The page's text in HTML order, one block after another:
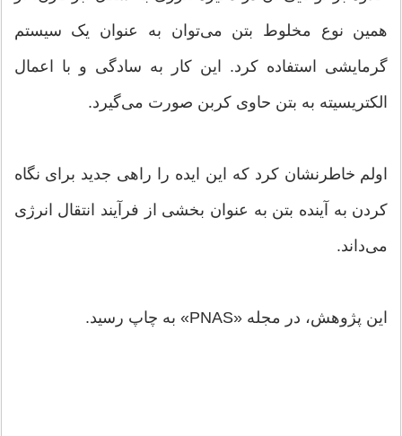
همین نوع مخلوط بتن می‌توان به عنوان یک سیستم
گرمایشی استفاده کرد. این کار به سادگی و با اعمال
الکتریسیته به بتن حاوی کربن صورت می‌گیرد.
اولم خاطرنشان کرد که این ایده را راهی جدید برای نگاه
کردن به آینده بتن به عنوان بخشی از فرآیند انتقال انرژی
می‌داند.
این پژوهش، در مجله «PNAS» به چاپ رسید.